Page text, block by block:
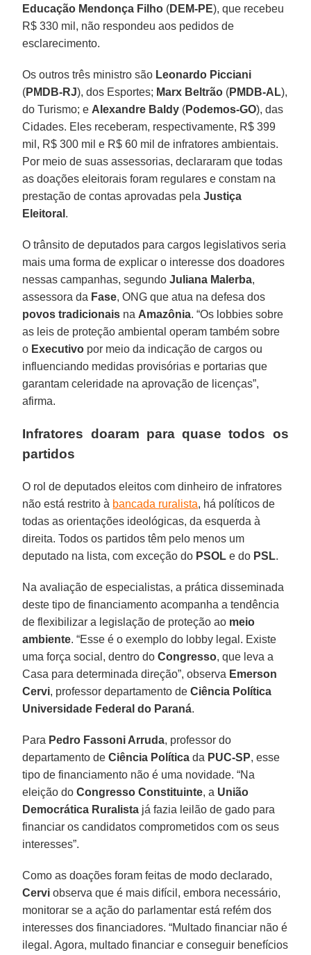
Educação Mendonça Filho (DEM-PE), que recebeu
R$ 330 mil, não respondeu aos pedidos de
esclarecimento.
Os outros três ministro são Leonardo Picciani
(PMDB-RJ), dos Esportes; Marx Beltrão (PMDB-AL),
do Turismo; e Alexandre Baldy (Podemos-GO), das
Cidades. Eles receberam, respectivamente, R$ 399
mil, R$ 300 mil e R$ 60 mil de infratores ambientais.
Por meio de suas assessorias, declararam que todas
as doações eleitorais foram regulares e constam na
prestação de contas aprovadas pelaJustiça
Eleitoral .
O trânsito de deputados para cargos legislativos seria
mais uma forma de explicar o interesse dos doadores
nessas campanhas, segundoJuliana Malerba,
assessora da Fase, ONG que atua na defesa dos
povos tradicionais na Amazônia. “Os lobbies sobre
as leis de proteção ambiental operam também sobre
o Executivo por meio da indicação de cargos ou
influenciando medidas provisórias e portarias que
garantam celeridade na aprovação de licenças”,
afirma.
Infratores doaram para quase todos os
partidos
O rol de deputados eleitos com dinheiro de infratores
não está restrito à bancada ruralista, há políticos de
todas as orientações ideológicas, da esquerda à
direita. Todos os partidos têm pelo menos um
deputado na lista, com exceção do PSOL e do PSL.
Na avaliação de especialistas, a prática disseminada
deste tipo de financiamento acompanha a tendência
de flexibilizar a legislação de proteção ao meio
ambiente. “Esse é o exemplo do lobby legal. Existe
uma força social, dentro doCongresso, que leva a
Casa para determinada direção”, observa Emerson
Cervi, professor departamento deCiência Política
Universidade Federal do Paraná.
Para Pedro Fassoni Arruda, professor do
departamento deCiência Política da PUC-SP, esse
tipo de financiamento não é uma novidade. “Na
eleição doCongresso Constituinte, a União
Democrática Ruralista já fazia leilão de gado para
financiar os candidatos comprometidos com os seus
interesses”.
Como as doações foram feitas de modo declarado,
Cervi observa que é mais difícil, embora necessário,
monitorar se a ação do parlamentar está refém dos
interesses dos financiadores. “Multado financiar não é
ilegal. Agora, multado financiar e conseguir benefícios